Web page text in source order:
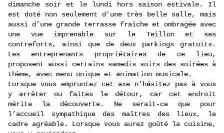
dimanche soir et le lundi hors saison estivale. Il
est doté non seulement d’une très belle salle, mais
aussi d’une grande terrasse fraîche et ombragée avec
une vue imprenable sur le Teillon et ses
contreforts, ainsi que de deux parkings gratuits.
Les entreprenants propriétaires de ce lieu,
proposent aussi certains samedis soirs des soirées à
thème, avec menu unique et animation musicale.
Lorsque vous empruntez cet axe n’hésitez pas à vous
y arrêter ou faites le détour, car cet endroit
mérite la découverte. Ne serait-ce que pour
l’accueil sympathique des maîtres des lieux, le
cadre agréable. Lorsque vous aurez goûté la cuisine,